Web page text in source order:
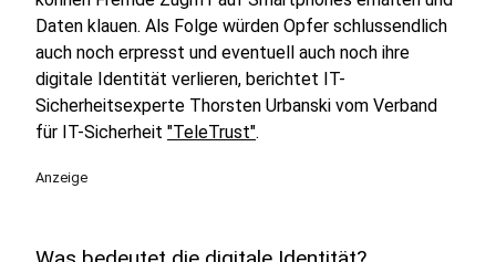
Daten klauen. Als Folge würden Opfer schlussendlich
auch noch erpresst und eventuell auch noch ihre
digitale Identität verlieren, berichtet IT-
Sicherheitsexperte Thorsten Urbanski vom Verband
für IT-Sicherheit "TeleTrust".
Anzeige